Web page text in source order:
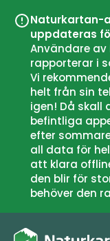
Naturkartan-
uppdateras
Användare
rapporterar i
Vi
helt från sin
igen! Då skall
befintliga
efter
all data för
att klara
den blir för
behöver den